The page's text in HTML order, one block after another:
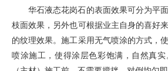
华石液态花岗石的表面效果可分为平
枝面效果，另外也可根据业主自身的喜好
的纹理效果。施工采用无气喷涂的方式，
喷涂施工，使得涂层色彩饱满，自然真